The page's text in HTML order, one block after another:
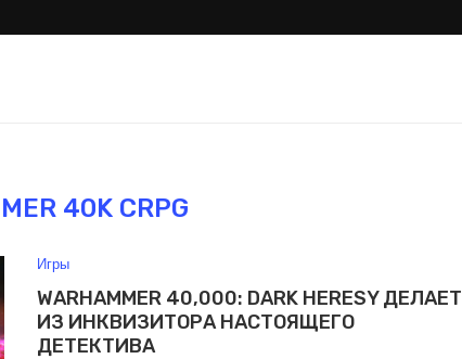
40K CRPG
Игры
WARHAMMER 40,000: DARK HERESY ДЕЛАЕТ
ИЗ ИНКВИЗИТОРА НАСТОЯЩЕГО
ДЕТЕКТИВА